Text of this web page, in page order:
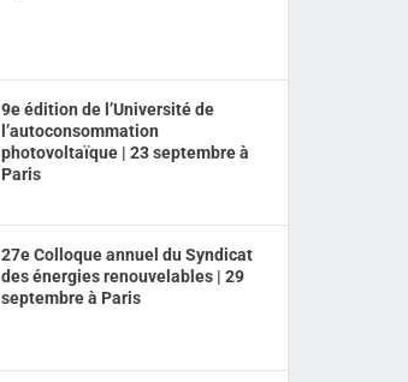
9e édition de l’Université de
l’autoconsommation
photovoltaïque | 23 septembre à
Paris
27e Colloque annuel du Syndicat
des énergies renouvelables | 29
septembre à Paris